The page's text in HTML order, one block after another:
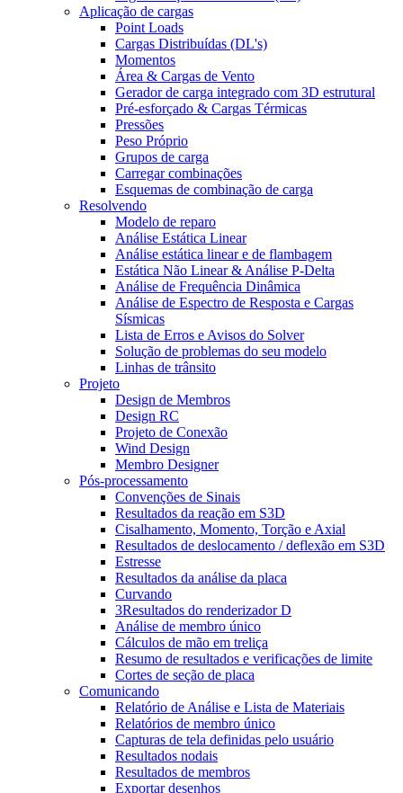
Aplicação de cargas
Point Loads
Cargas Distribuídas (DL's)
Momentos
Área & Cargas de Vento
Gerador de carga integrado com 3D estrutural
Pré-esforçado & Cargas Térmicas
Pressões
Peso Próprio
Grupos de carga
Carregar combinações
Esquemas de combinação de carga
Resolvendo
Modelo de reparo
Análise Estática Linear
Análise estática linear e de flambagem
Estática Não Linear & Análise P-Delta
Análise de Frequência Dinâmica
Análise de Espectro de Resposta e Cargas
Sísmicas
Lista de Erros e Avisos do Solver
Solução de problemas do seu modelo
Linhas de trânsito
Projeto
Design de Membros
Design RC
Projeto de Conexão
Wind Design
Membro Designer
Pós-processamento
Convenções de Sinais
Resultados da reação em S3D
Cisalhamento, Momento, Torção e Axial
Resultados de deslocamento / deflexão em S3D
Estresse
Resultados da análise da placa
Curvando
3Resultados do renderizador D
Análise de membro único
Cálculos de mão em treliça
Resumo de resultados e verificações de limite
Cortes de seção de placa
Comunicando
Relatório de Análise e Lista de Materiais
Relatórios de membro único
Capturas de tela definidas pelo usuário
Resultados nodais
Resultados de membros
Exportar desenhos